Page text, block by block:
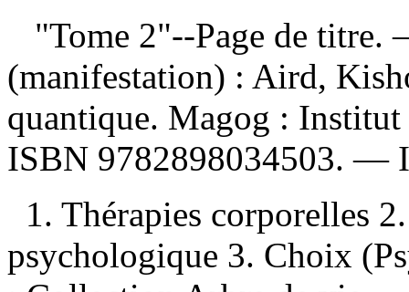
"Tome 2"--Page de
(manifestation) : Aird,
quantique. Magog :
ISBN 9782898034503. —
1. Thérapies corporelles
psychologique 3. Choix